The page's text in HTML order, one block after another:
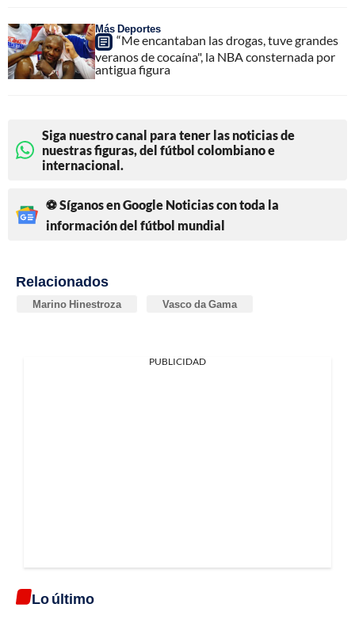
Más Deportes
“Me encantaban las drogas, tuve grandes
veranos de cocaína", la NBA consternada por
antigua figura
Siga nuestro canal para tener las noticias de
nuestras figuras, del fútbol colombiano e
internacional.
⚽ Síganos en Google Noticias con toda la
información del fútbol mundial
Relacionados
Marino Hinestroza Vasco da Gama
PUBLICIDAD
Lo último